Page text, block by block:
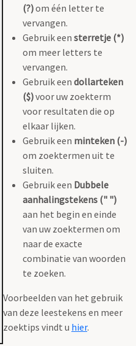
(?)om één letter te
vervangen.
Gebruik een sterretje (*)
om meer letters te
vervangen.
Gebruik een dollarteken
($)voor uw zoekterm
voor resultaten die op
elkaar lijken.
Gebruik een minteken (-)
om zoektermen uit te
sluiten.
Gebruik een Dubbele
aanhalingstekens (" ")
aan het begin en einde
van uw zoektermen om
naar de exacte
combinatie van woorden
te zoeken.
Voorbeelden van het gebruik
van deze leestekens en meer
zoektips vindt u hier.